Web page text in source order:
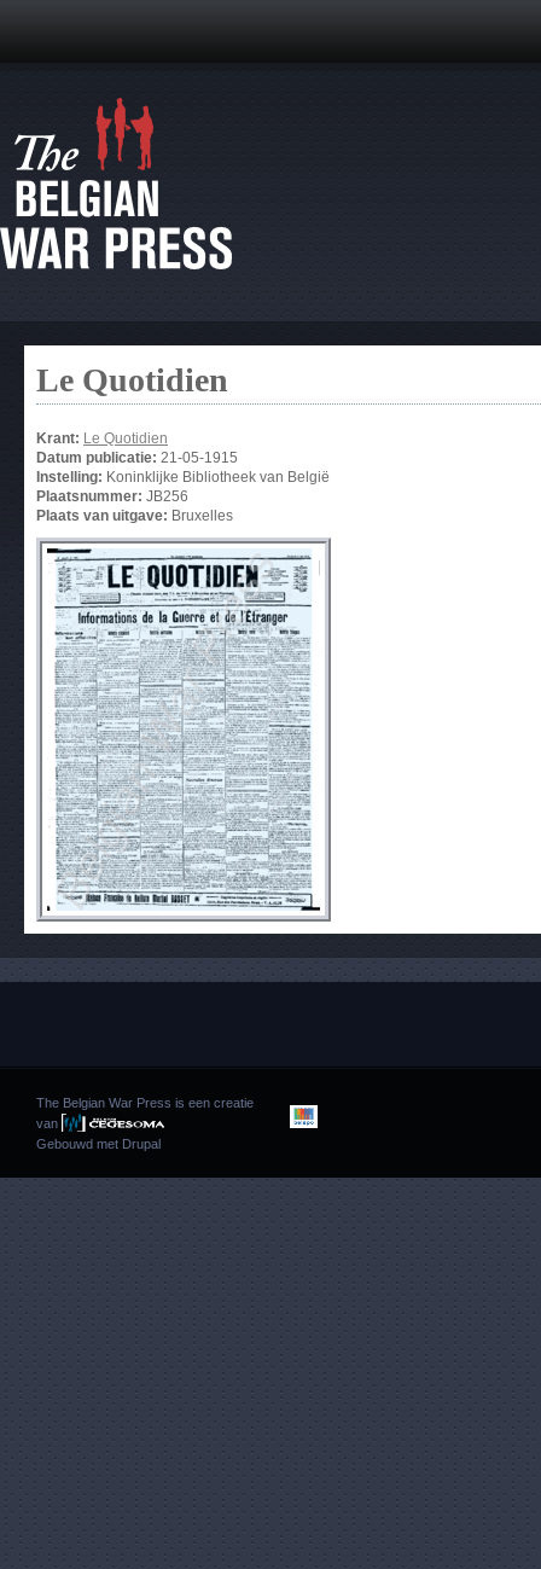
Le Quotidien
Krant: Le Quotidien
Datum publicatie: 21-05-1915
Instelling: Koninklijke Bibliotheek van België
Plaatsnummer: JB256
Plaats van uitgave: Bruxelles
The Belgian War Press is een creatie
van
Gebouwd met Drupal